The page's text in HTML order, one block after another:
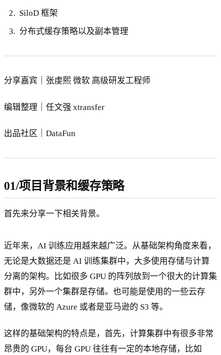
SiloD 框架
分布式缓存策略以及副本管理
分享嘉宾｜张虔熙 微软 高级研发工程师
编辑整理｜任文强 xtransfer
出品社区｜DataFun
01/项目背景和缓存策略
首先来分享一下相关背景。
近年来，AI 训练应用越来越广泛。从基础架构角度来看，
无论是大数据还是 AI 训练集群中，大多使用存储与计算
分离的架构。比如很多 GPU 的阵列放到一个很大的计算集
群中，另外一个集群是存储。也可能是使用的一些云存
储，像微软的 Azure 或者是亚马逊的 S3 等。
这样的基础架构的特点是，首先，计算集群中有很多非常
昂贵的 GPU，每台 GPU 往往有一定的本地存储，比如